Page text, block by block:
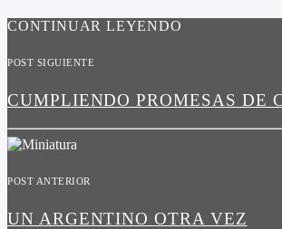
CONTINUAR LEYENDO
POST SIGUIENTE
CUMPLIENDO PROMESAS DE
POST ANTERIOR
UN ARGENTINO OTRA VEZ